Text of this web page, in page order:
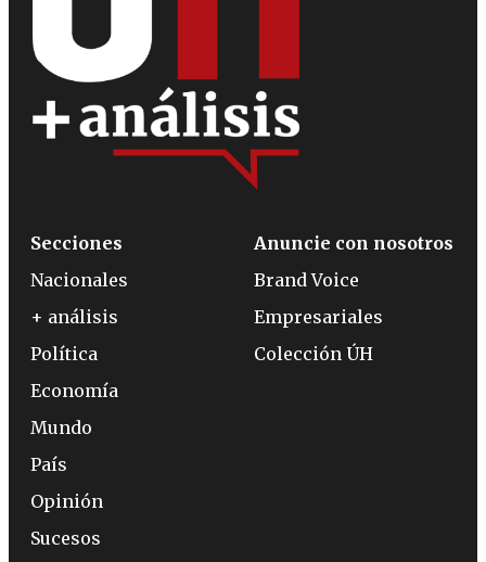
Secciones
Nacionales
+ análisis
Política
Economía
Mundo
País
Opinión
Sucesos
Anuncie con nosotros
Brand Voice
Empresariales
Colección ÚH